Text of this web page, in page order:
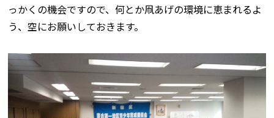
っかくの機会ですので、何とか凧あげの環境に恵まれるよ
う、空にお願いしておきます。